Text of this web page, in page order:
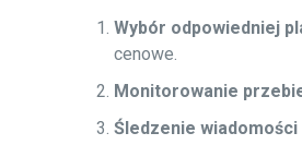
Wybór odpowiedniej
cenowe.
Monitorowanie
Śledzenie